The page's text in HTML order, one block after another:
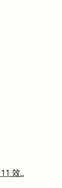
效..